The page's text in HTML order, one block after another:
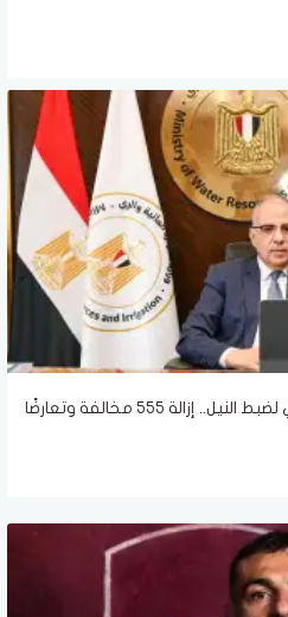
وزير الري يتابع المشروع القومي لضبط النيل.. إزالة 555 مخالفة وتعارضًا